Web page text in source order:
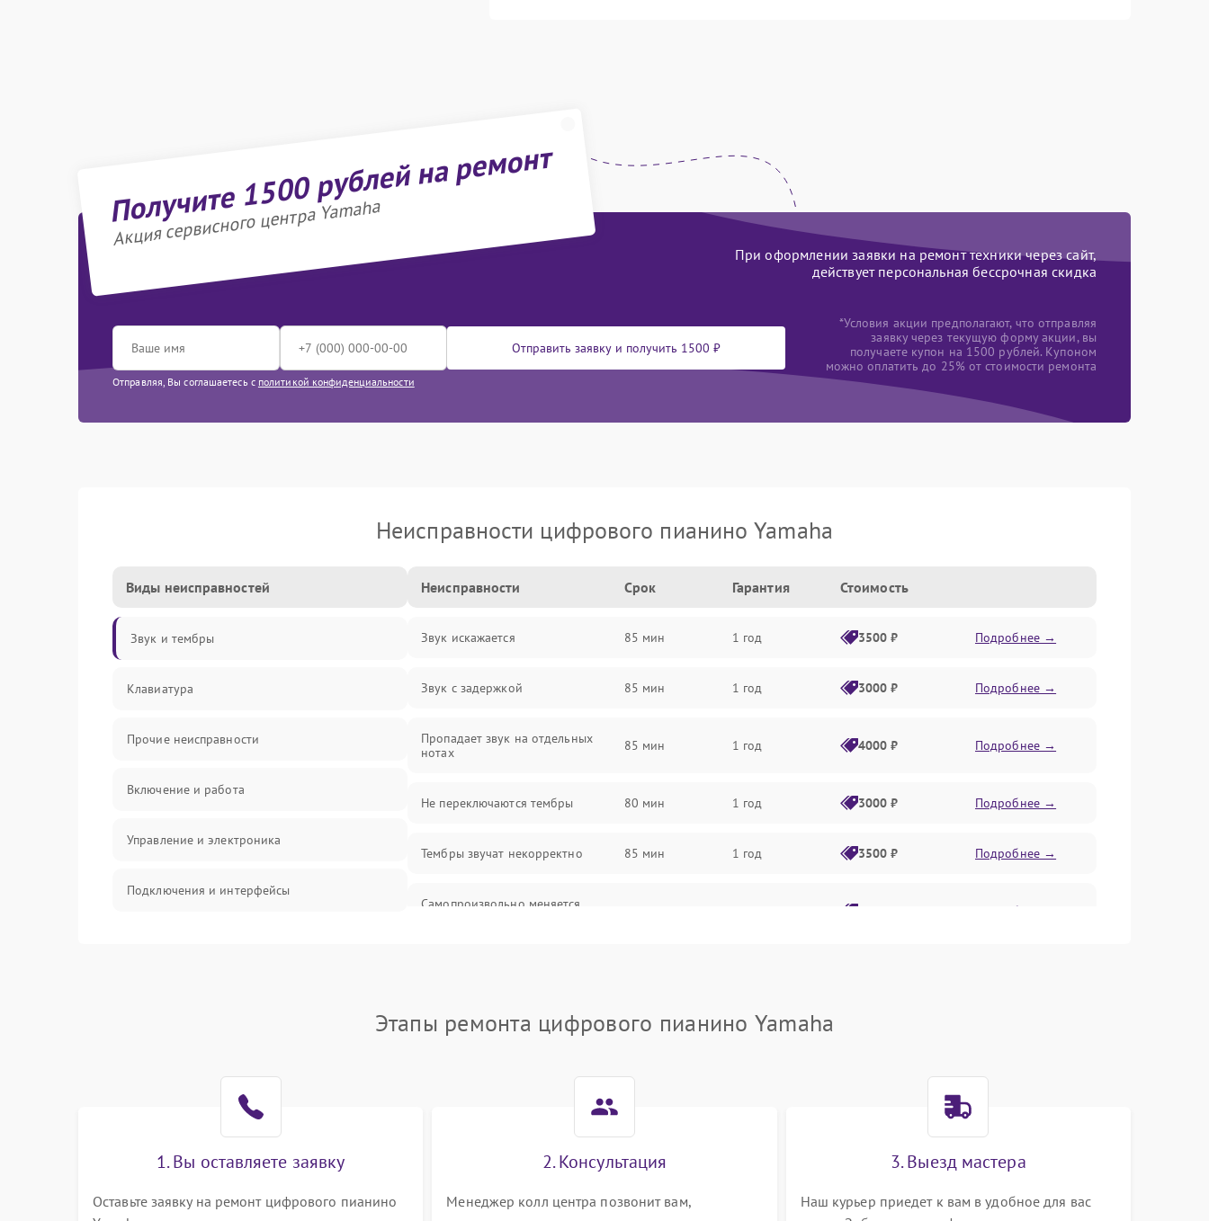
Получите 1500 рублей на ремонт
Акция сервисного центра Yamaha
При оформлении заявки на ремонт техники через сайт,
действует персональная бессрочная скидка
Отправить заявку и получить 1500 ₽
Отправляя, Вы соглашаетесь с политикой конфиденциальности
*Условия акции предполагают, что отправляя
заявку через текущую форму акции, вы
получаете купон на 1500 рублей. Купоном
можно оплатить до 25% от стоимости ремонта
Неисправности цифрового пианино Yamaha
Виды неисправностей
Звук и тембры
Клавиатура
Прочие неисправности
Включение и работа
Управление и электроника
Подключения и интерфейсы
Неисправности Срок Гарантия Стоимость
Звук искажается 85 мин 1 год 3500 ₽ Подробнее →
Звук с задержкой 85 мин 1 год 3000 ₽ Подробнее →
Пропадает звук на отдельных
нотах
85 мин 1 год 4000 ₽ Подробнее →
Не переключаются тембры 80 мин 1 год 3000 ₽ Подробнее →
Тембры звучат некорректно 85 мин 1 год 3500 ₽ Подробнее →
Самопроизвольно меняется
2800 ₽ Подробнее →
Этапы ремонта цифрового пианино Yamaha
1. Вы оставляете заявку
Оставьте заявку на ремонт цифрового пианино
2. Консультация
Менеджер колл центра позвонит вам,
3. Выезд мастера
Наш курьер приедет к вам в удобное для вас